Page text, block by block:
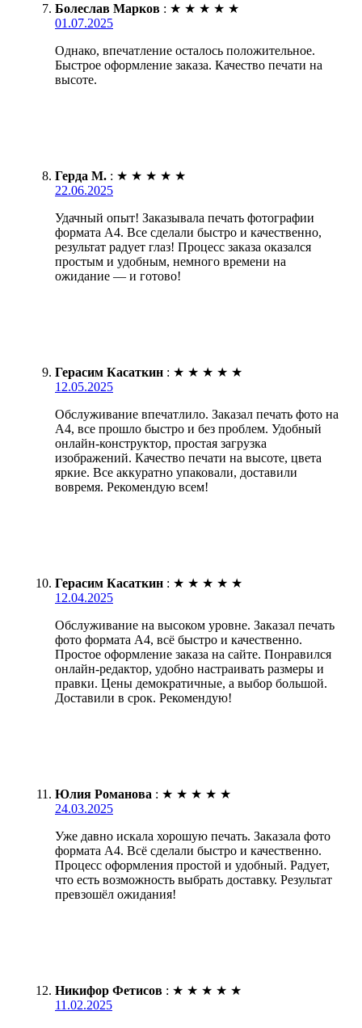
Болеслав Марков : ★ ★ ★ ★ ★
01.07.2025
Однако, впечатление осталось положительное.
Быстрое оформление заказа. Качество печати на
высоте.
Герда М. : ★ ★ ★ ★ ★
22.06.2025
Удачный опыт! Заказывала печать фотографии
формата А4. Все сделали быстро и качественно,
результат радует глаз! Процесс заказа оказался
простым и удобным, немного времени на
ожидание — и готово!
Герасим Касаткин : ★ ★ ★ ★ ★
12.05.2025
Обслуживание впечатлило. Заказал печать фото на
А4, все прошло быстро и без проблем. Удобный
онлайн-конструктор, простая загрузка
изображений. Качество печати на высоте, цвета
яркие. Все аккуратно упаковали, доставили
вовремя. Рекомендую всем!
Герасим Касаткин : ★ ★ ★ ★ ★
12.04.2025
Обслуживание на высоком уровне. Заказал печать
фото формата А4, всё быстро и качественно.
Простое оформление заказа на сайте. Понравился
онлайн-редактор, удобно настраивать размеры и
правки. Цены демократичные, а выбор большой.
Доставили в срок. Рекомендую!
Юлия Романова : ★ ★ ★ ★ ★
24.03.2025
Уже давно искала хорошую печать. Заказала фото
формата А4. Всё сделали быстро и качественно.
Процесс оформления простой и удобный. Радует,
что есть возможность выбрать доставку. Результат
превзошёл ожидания!
Никифор Фетисов : ★ ★ ★ ★ ★
11.02.2025